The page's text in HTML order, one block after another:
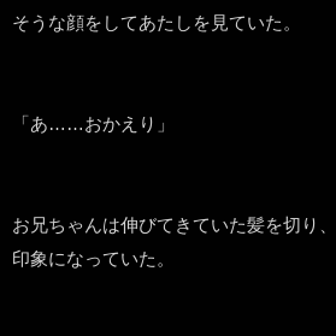
そうな顔をしてあたしを見ていた。
「あ……おかえり」
お兄ちゃんは伸びてきていた髪を切り
印象になっていた。